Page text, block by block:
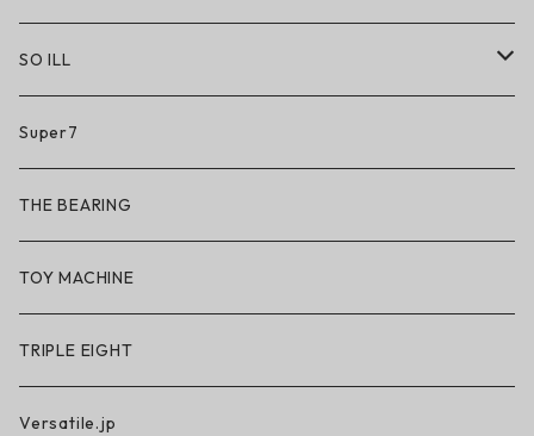
SO ILL
So iLL
So iLL × ON THE ROAM
BN3TH × So iLL × ON THE ROAM
Super7
THE BEARING
TOY MACHINE
TRIPLE EIGHT
Versatile.jp